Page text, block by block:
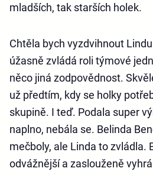
mladších, tak starších holek.
Chtěla bych vyzdvihnout
úžasně zvládá roli týmové
něco jiná zodpovědnost.
už předtím, kdy se holky
skupině. I teď. Podala super
naplno, nebála se. Belinda
mečboly, ale Linda to zvládla.
odvážnější a zaslouženě